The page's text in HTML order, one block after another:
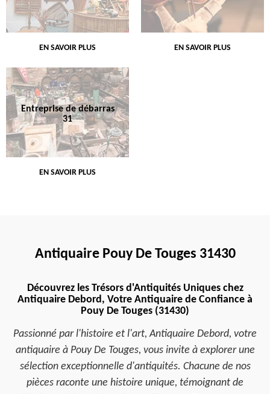
EN SAVOIR PLUS EN SAVOIR PLUS
Entreprise de débarras
31
EN SAVOIR PLUS
Antiquaire Pouy De Touges 31430
Découvrez les Trésors d'Antiquités Uniques chez
Antiquaire Debord, Votre Antiquaire de Confiance à
Pouy De Touges (31430)
Passionné par l'histoire et l'art, Antiquaire Debord, votre
antiquaire à Pouy De Touges, vous invite à explorer une
sélection exceptionnelle d'antiquités. Chacune de nos
pièces raconte une histoire unique, témoignant de